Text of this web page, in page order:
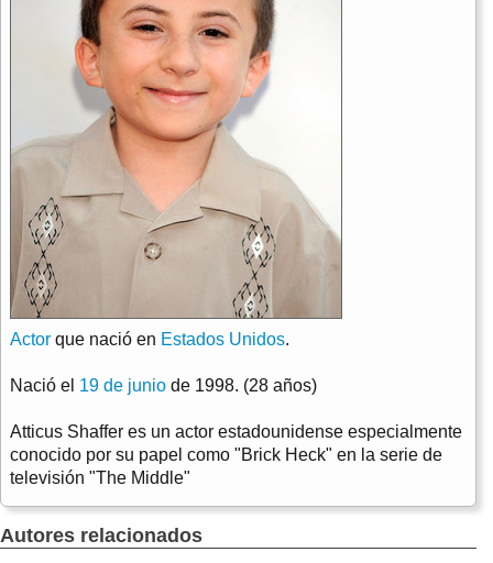
Actor que nació en Estados Unidos.
Nació el 19 de junio de 1998. (28 años)
Atticus Shaffer es un actor estadounidense especialmente
conocido por su papel como "Brick Heck" en la serie de
televisión "The Middle"
Autores relacionados